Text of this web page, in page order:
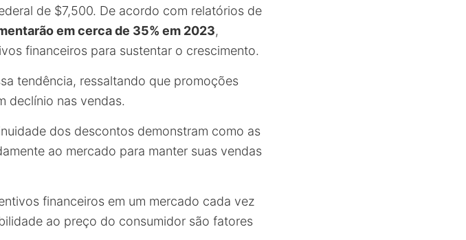
de $7,500. De acordo com relatórios de
em cerca de 35% em 2023,
financeiros para sustentar o crescimento.
tendência, ressaltando que promoções
declínio nas vendas.
dos descontos demonstram como as
ao mercado para manter suas vendas
financeiros em um mercado cada vez
ao preço do consumidor são fatores